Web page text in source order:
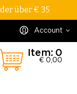
über € 35
Account
Item: 0
€ 0,00